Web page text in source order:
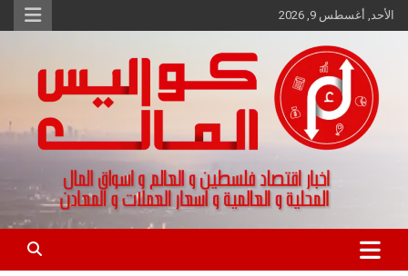
Skip
to
الأحد, أغسطس 9, 2026
كواليس المال
اخبار اقتصاد فلسطين و العالم و تقارير اسواق المال و العملات